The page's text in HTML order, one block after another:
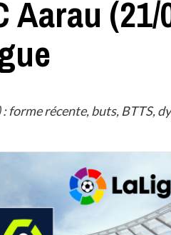
Aarau (21/
forme récente, buts, BTTS,